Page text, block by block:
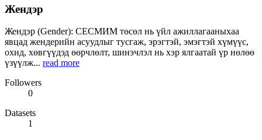
Жендэр
Жендэр (Gender): СЕСМИМ төсөл нь үйл ажиллагааныхаа
явцад жендерийн асуудлыг тусгаж, эрэгтэй, эмэгтэй хүмүүс,
охид, хөвгүүдэд өөрчлөлт, шинэчлэл нь хэр ялгаатай үр нөлөө
үзүүлж... read more
Followers
0
Datasets
1